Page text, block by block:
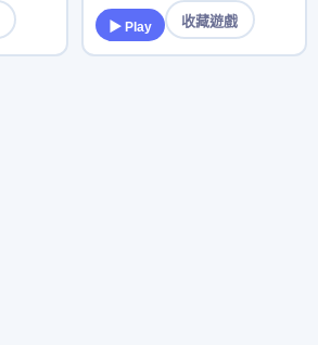
▶ Play 收藏遊戲